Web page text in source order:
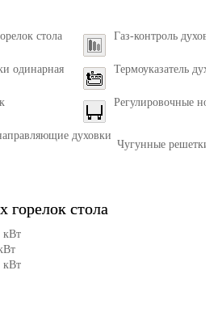
стола Газ-контроль духовки
одинарная Термоуказатель
Регулировочные
духовки
Чугунные решетки
горелок стола
кВт
кВт